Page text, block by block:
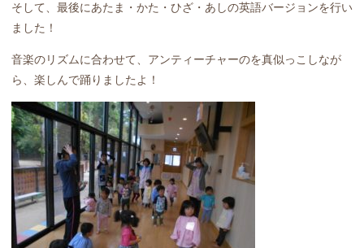
そして、最後にあたま・かた・ひざ・あしの英語バージョンを行い
ました！
音楽のリズムに合わせて、アンティーチャーのを真似っこしなが
ら、楽しんで踊りましたよ！